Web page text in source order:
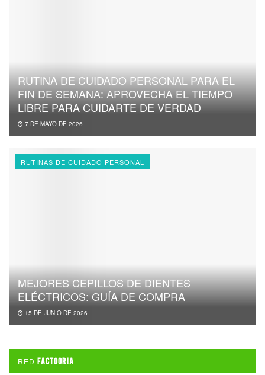
RUTINA DE CUIDADO PERSONAL PARA EL
FIN DE SEMANA: APROVECHA EL TIEMPO
LIBRE PARA CUIDARTE DE VERDAD
7 DE MAYO DE 2026
RUTINAS DE CUIDADO PERSONAL
MEJORES CEPILLOS DE DIENTES
ELÉCTRICOS: GUÍA DE COMPRA
15 DE JUNIO DE 2026
RED FACTOORIA